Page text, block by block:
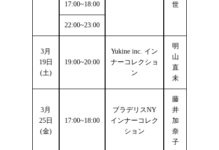
世
17:00~18:00
22:00~23:00
3月
19日
(土)
19:00~20:00
Yukine inc. イン
ナーコレクショ
ン
明
山
直
未
3月
25日
(金)
17:00~18:00
ブラデリスNY
インナーコレク
ション
藤
井
加
奈
子